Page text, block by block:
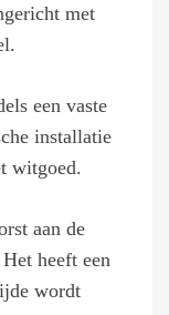
met
een vaste
installatie
witgoed.
aan de
heeft een
wordt